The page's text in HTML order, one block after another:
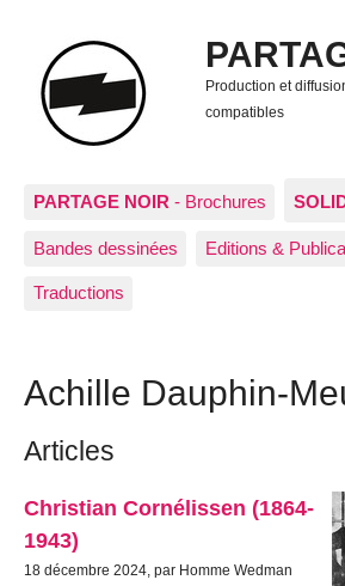
Production et
compatibles
PARTAGE NOIR - Brochures
Bandes dessinées Editions &
Traductions
Achille Dauphin­-
Articles
Christian Cornélissen (1864-
1943)
18 décembre 2024, par Homme Wedman